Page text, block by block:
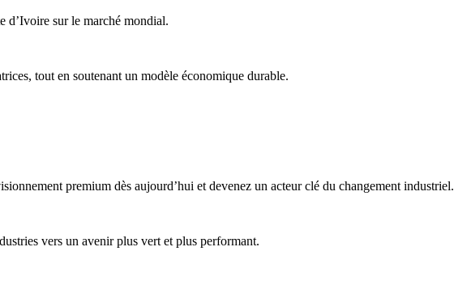
d’Ivoire sur le marché mondial.
tout en soutenant un modèle économique durable.
premium dès aujourd’hui et devenez un acteur clé du changement industriel.
vers un avenir plus vert et plus performant.